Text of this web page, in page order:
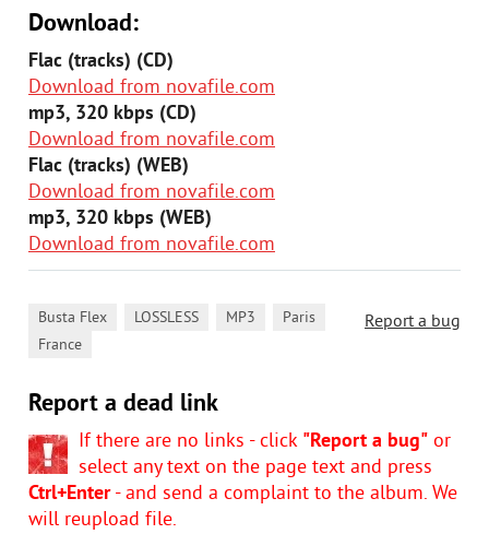
Download:
Flac (tracks) (CD)
Download from novafile.com
mp3, 320 kbps (CD)
Download from novafile.com
Flac (tracks) (WEB)
Download from novafile.com
mp3, 320 kbps (WEB)
Download from novafile.com
Report a bug
Busta Flex LOSSLESS MP3 Paris
France
Report a dead link
If there are no links - click "Report a bug" or
select any text on the page text and press
Ctrl+Enter- and send a complaint to the album. We
will reupload file.